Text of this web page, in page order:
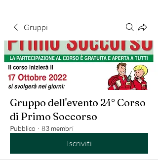
Gruppi
Gruppo dell'evento 24° Corso
di Primo Soccorso
Pubblico · 83 membri
Iscriviti